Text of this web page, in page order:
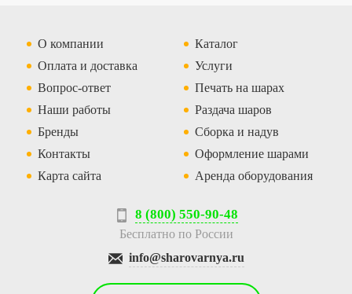
О компании
Оплата и доставка
Вопрос-ответ
Наши работы
Бренды
Контакты
Карта сайта
Каталог
Услуги
Печать на шарах
Раздача шаров
Сборка и надув
Оформление шарами
Аренда оборудования
8 (800) 550-90-48
Бесплатно по России
info@sharovarnya.ru